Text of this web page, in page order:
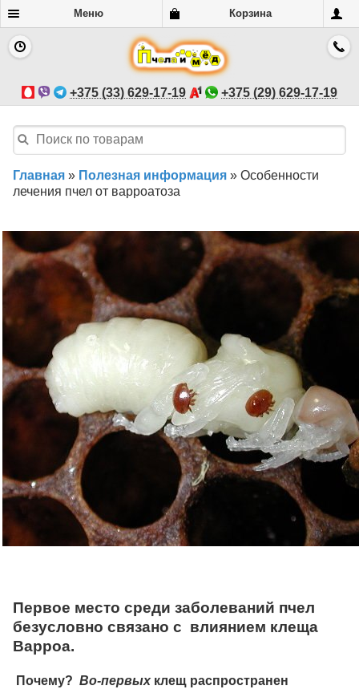
Меню Корзина
+375 (33) 629-17-19 +375 (29) 629-17-19
Главная » Полезная информация » Особенности
лечения пчел от варроатоза
Первое место среди заболеваний пчел
безусловно связано с влиянием клеща
Варроа.
Почему? Во-первых клещ распространен